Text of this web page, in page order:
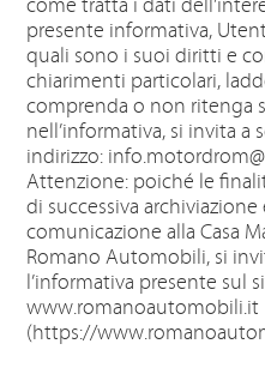
come tratta i dati
presente informativa,
quali sono i suoi diritti e
chiarimenti particolari,
comprenda o non ritenga
nell’informativa, si invita a
indirizzo:
Attenzione: poiché le
di successiva
comunicazione alla Casa
Romano Automobili, si
l’informativa presente sul
www.romanoautomobili.it
(https://